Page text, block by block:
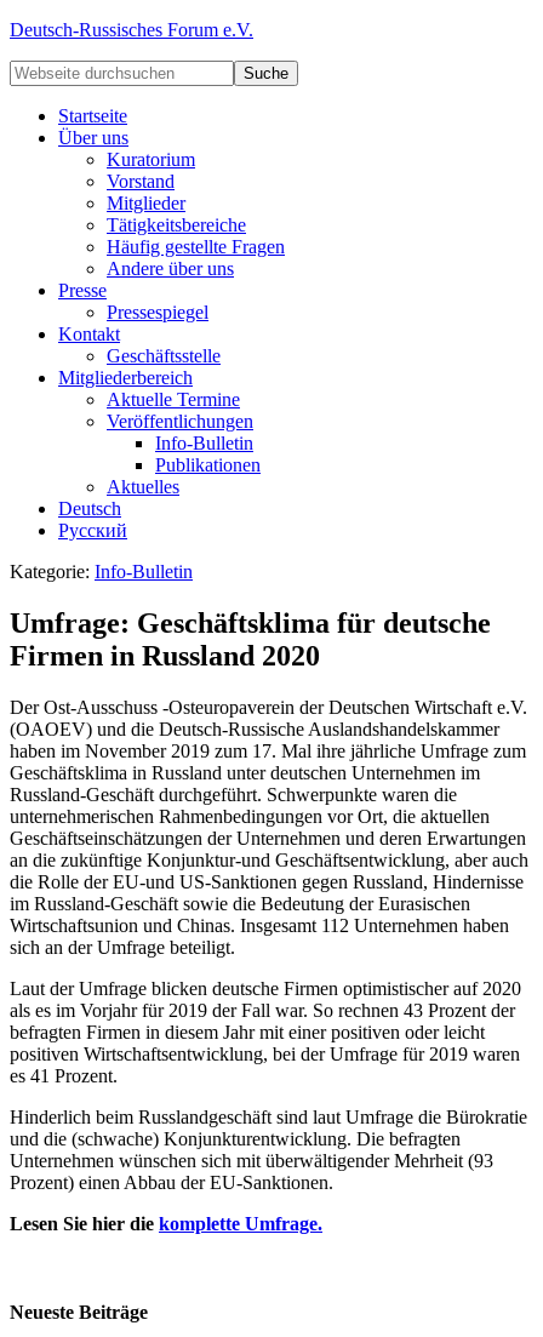
Deutsch-Russisches Forum e.V.
Startseite
Über uns
Kuratorium
Vorstand
Mitglieder
Tätigkeitsbereiche
Häufig gestellte Fragen
Andere über uns
Presse
Pressespiegel
Kontakt
Geschäftsstelle
Mitgliederbereich
Aktuelle Termine
Veröffentlichungen
Info-Bulletin
Publikationen
Aktuelles
Deutsch
Русский
Kategorie: Info-Bulletin
Umfrage: Geschäftsklima für deutsche
Firmen in Russland 2020
Der Ost-Ausschuss -Osteuropaverein der Deutschen Wirtschaft e.V.
(OAOEV) und die Deutsch-Russische Auslandshandelskammer
haben im November 2019 zum 17. Mal ihre jährliche Umfrage zum
Geschäftsklima in Russland unter deutschen Unternehmen im
Russland-Geschäft durchgeführt. Schwerpunkte waren die
unternehmerischen Rahmenbedingungen vor Ort, die aktuellen
Geschäftseinschätzungen der Unternehmen und deren Erwartungen
an die zukünftige Konjunktur-und Geschäftsentwicklung, aber auch
die Rolle der EU-und US-Sanktionen gegen Russland, Hindernisse
im Russland-Geschäft sowie die Bedeutung der Eurasischen
Wirtschaftsunion und Chinas. Insgesamt 112 Unternehmen haben
sich an der Umfrage beteiligt.
Laut der Umfrage blicken deutsche Firmen optimistischer auf 2020
als es im Vorjahr für 2019 der Fall war. So rechnen 43 Prozent der
befragten Firmen in diesem Jahr mit einer positiven oder leicht
positiven Wirtschaftsentwicklung, bei der Umfrage für 2019 waren
es 41 Prozent.
Hinderlich beim Russlandgeschäft sind laut Umfrage die Bürokratie
und die (schwache) Konjunkturentwicklung. Die befragten
Unternehmen wünschen sich mit überwältigender Mehrheit (93
Prozent) einen Abbau der EU-Sanktionen.
Lesen Sie hier die komplette Umfrage.
Neueste Beiträge